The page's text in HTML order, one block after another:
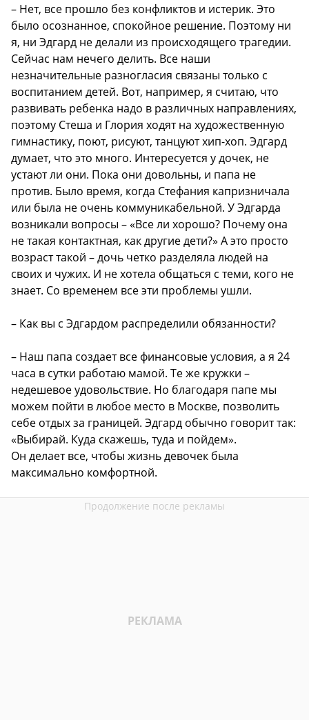
– Нет, все прошло без конфликтов и истерик. Это
было осознанное, спокойное решение. Поэтому ни
я, ни Эдгард не делали из происходящего трагедии.
Сейчас нам нечего делить. Все наши
незначительные разногласия связаны только с
воспитанием детей. Вот, например, я считаю, что
развивать ребенка надо в различных направлениях,
поэтому Стеша и Глория ходят на художественную
гимнастику, поют, рисуют, танцуют хип-хоп. Эдгард
думает, что это много. Интересуется у дочек, не
устают ли они. Пока они довольны, и папа не
против. Было время, когда Стефания капризничала
или была не очень коммуникабельной. У Эдгарда
возникали вопросы – «Все ли хорошо? Почему она
не такая контактная, как другие дети?» А это просто
возраст такой – дочь четко разделяла людей на
своих и чужих. И не хотела общаться с теми, кого не
знает. Со временем все эти проблемы ушли.
– Как вы с Эдгардом распределили обязанности?
– Наш папа создает все финансовые условия, а я 24
часа в сутки работаю мамой. Те же кружки –
недешевое удовольствие. Но благодаря папе мы
можем пойти в любое место в Москве, позволить
себе отдых за границей. Эдгард обычно говорит так:
«Выбирай. Куда скажешь, туда и пойдем».
Он делает все, чтобы жизнь девочек была
максимально комфортной.